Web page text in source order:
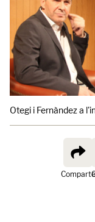
Otegi i Fernàndez a
Comparte